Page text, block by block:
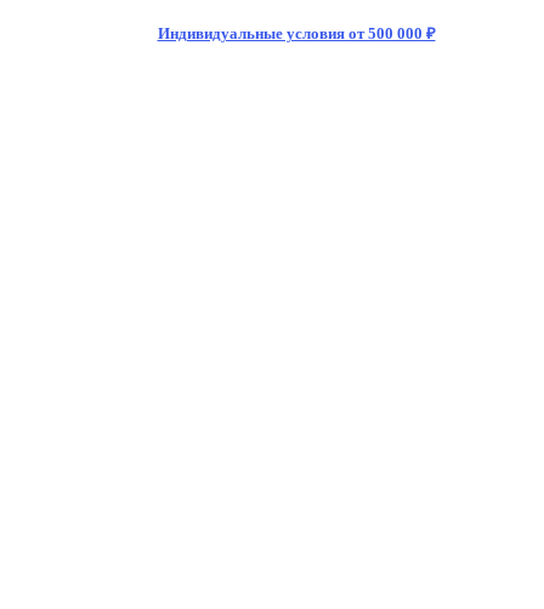
Индивидуальные условия от 500 000 ₽